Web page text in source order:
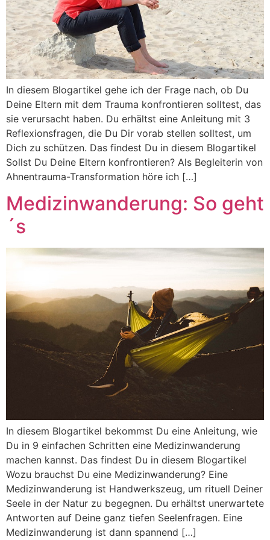
In diesem Blogartikel gehe ich der Frage nach, ob Du
Deine Eltern mit dem Trauma konfrontieren solltest, das
sie verursacht haben. Du erhältst eine Anleitung mit 3
Reflexionsfragen, die Du Dir vorab stellen solltest, um
Dich zu schützen. Das findest Du in diesem Blogartikel
Sollst Du Deine Eltern konfrontieren? Als Begleiterin von
Ahnentrauma-Transformation höre ich […]
Medizinwanderung: So geht
´s
In diesem Blogartikel bekommst Du eine Anleitung, wie
Du in 9 einfachen Schritten eine Medizinwanderung
machen kannst. Das findest Du in diesem Blogartikel
Wozu brauchst Du eine Medizinwanderung? Eine
Medizinwanderung ist Handwerkszeug, um rituell Deiner
Seele in der Natur zu begegnen. Du erhältst unerwartete
Antworten auf Deine ganz tiefen Seelenfragen. Eine
Medizinwanderung ist dann spannend […]